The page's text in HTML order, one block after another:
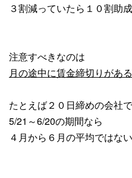
３割減っていたら１０割助成
注意すべきなのは
月の途中に賃金締切りがあ
たとえば２０日締めの会社で
5/21～6/20の期間なら
４月から６月の平均ではない